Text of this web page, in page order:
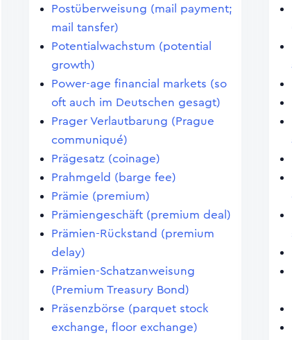
Postüberweisung (mail payment;
mail tansfer)
Potentialwachstum (potential
growth)
Power-age financial markets (so
oft auch im Deutschen gesagt)
Prager Verlautbarung (Prague
communiqué)
Prägesatz (coinage)
Prahmgeld (barge fee)
Prämie (premium)
Prämiengeschäft (premium deal)
Prämien-Rückstand (premium
delay)
Prämien-Schatzanweisung
(Premium Treasury Bond)
Präsenzbörse (parquet stock
exchange, floor exchange)